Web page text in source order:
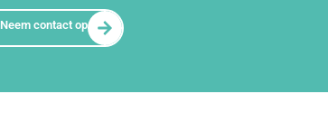
Neem contact op